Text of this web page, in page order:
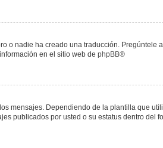
o nadie ha creado una traducción.
en el sitio web de phpBB®
mensajes. Dependiendo de la plantilla que
publicados por usted o su estatus dentro del